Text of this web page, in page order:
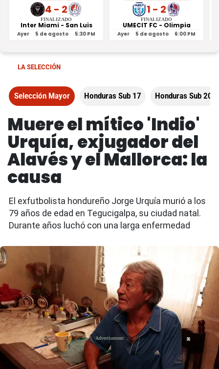
4 - 2
FINALIZADO
Inter Miami - San Luis
Ayer 5 de agosto 5:30 PM
1 - 2
FINALIZADO
UMECIT FC - Olimpia
Ayer 5 de agosto 6:00 PM
LA SELECCIÓN
Selección Mayor Honduras Sub 17 Honduras Sub 20
Muere el mítico 'Indio'
Urquía, exjugador del
Alavés y el Mallorca: la
causa
El exfutbolista hondureño Jorge Urquía murió a los
79 años de edad en Tegucigalpa, su ciudad natal.
Durante años luchó con una larga enfermedad
X